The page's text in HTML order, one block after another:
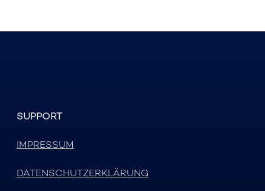
SUPPORT
IMPRESSUM
DATENSCHUTZERKLÄRUNG